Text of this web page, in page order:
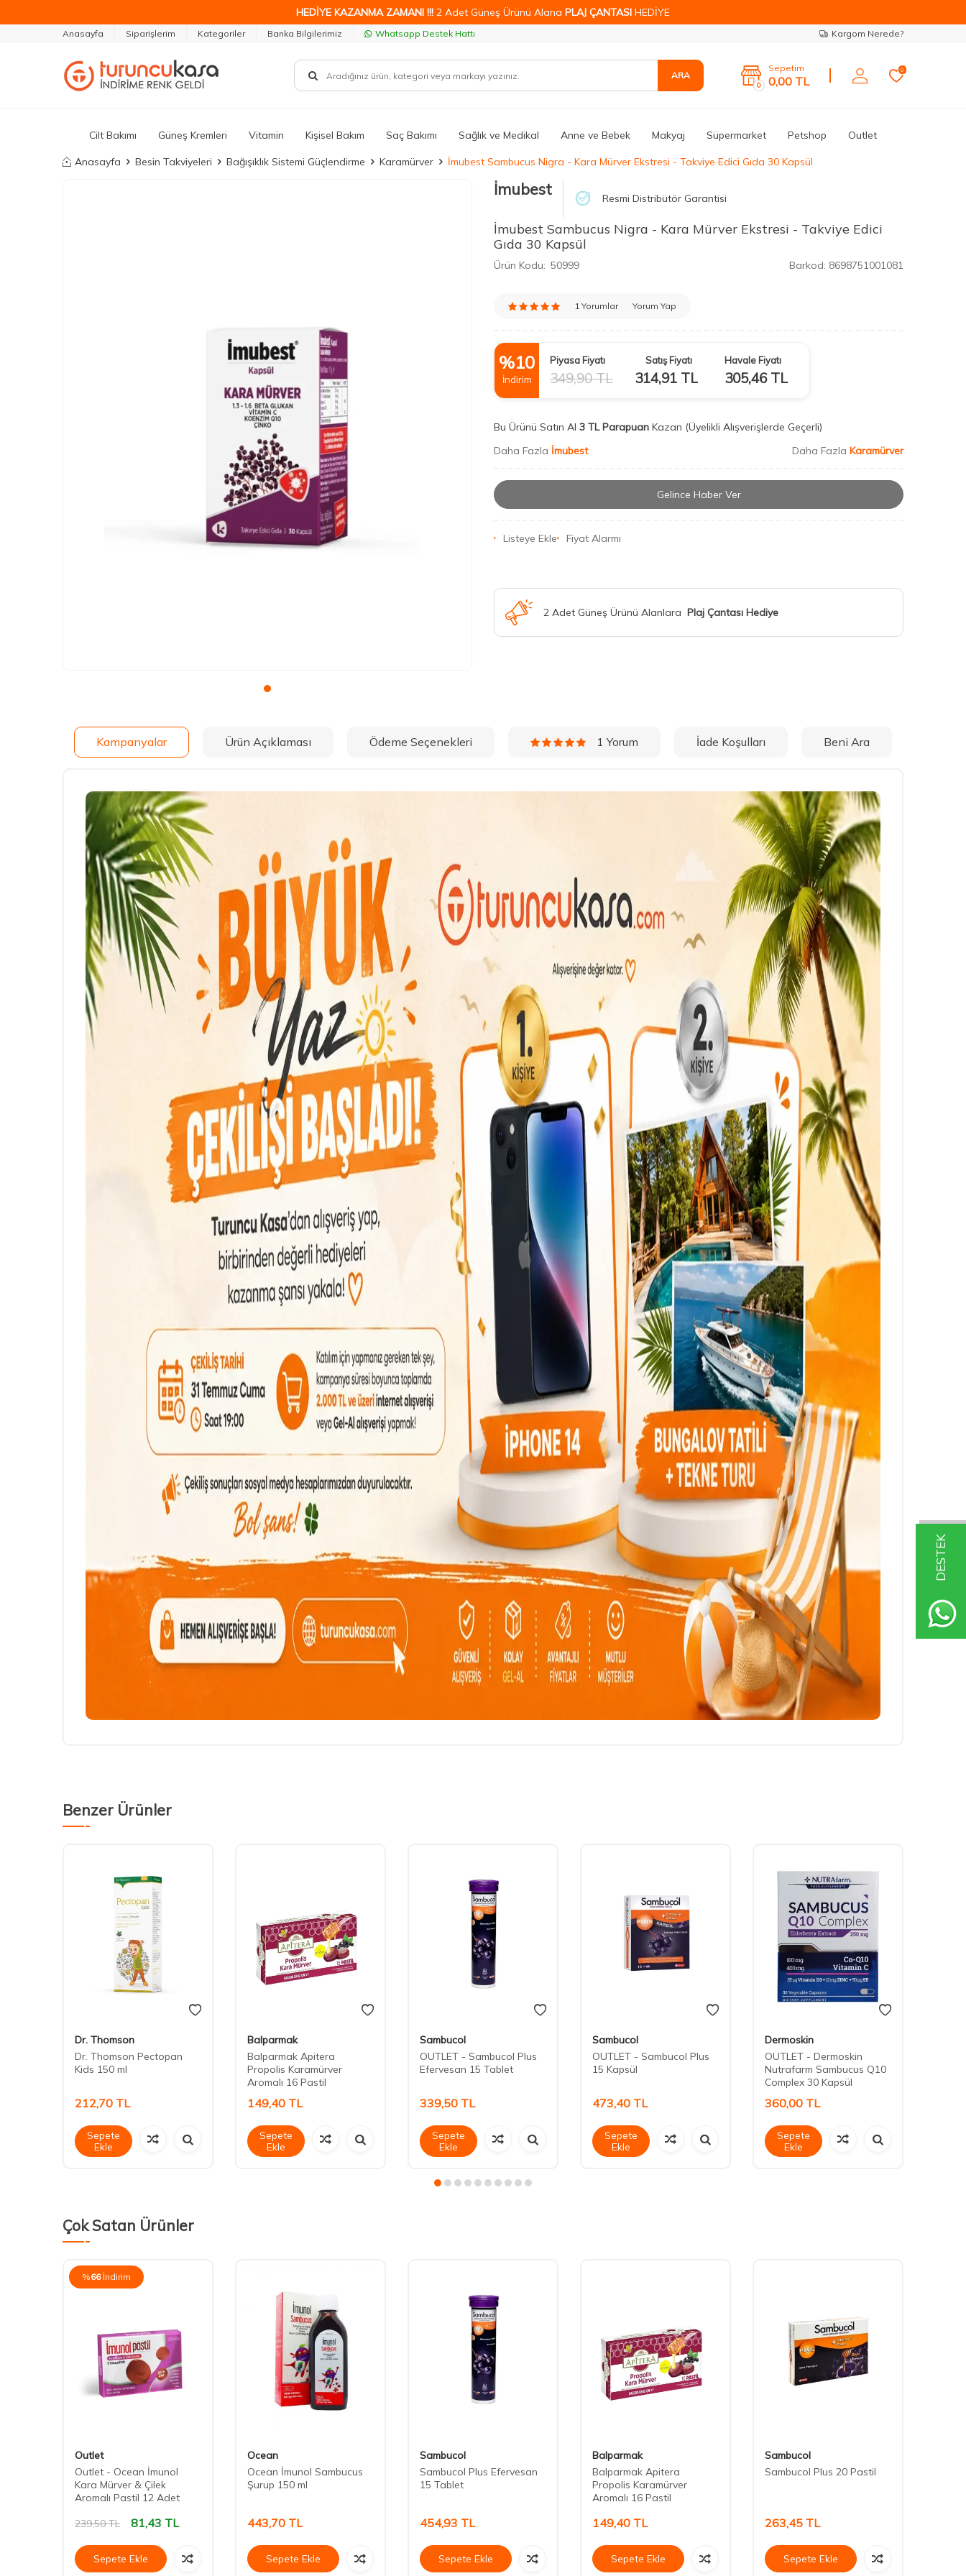
DESTEK
HEDİYE KAZANMA ZAMANI !!! 2 Adet Güneş Ürünü Alana PLAJ ÇANTASI HEDİYE
Anasayfa Siparişlerim Kategoriler Banka Bilgilerimiz Whatsapp Destek Hattı Kargom Nerede?
ARA
0
Sepetim
0,00 TL
0
Cilt Bakımı Güneş Kremleri Vitamin Kişisel Bakım Saç Bakımı Sağlık ve Medikal Anne ve Bebek Makyaj Süpermarket Petshop Outlet
Anasayfa Besin Takviyeleri Bağışıklık Sistemi Güçlendirme Karamürver İmubest Sambucus Nigra - Kara Mürver Ekstresi - Takviye Edici Gıda 30 Kapsül
İmubest Resmi Distribütör Garantisi
İmubest Sambucus Nigra - Kara Mürver Ekstresi - Takviye Edici
Gıda 30 Kapsül
Ürün Kodu: 50999 Barkod: 8698751001081
1 Yorumlar Yorum Yap
%10
İndirim
Piyasa Fiyatı
349,90TL
Satış Fiyatı
314,91 TL
Havale Fiyatı
305,46TL
Bu Ürünü Satın Al 3 TL Parapuan Kazan (Üyelikli Alışverişlerde Geçerli)
Daha Fazla İmubest Daha Fazla Karamürver
Gelince Haber Ver
Listeye Ekle Fiyat Alarmı
2 Adet Güneş Ürünü Alanlara Plaj Çantası Hediye
Kampanyalar Ürün Açıklaması Ödeme Seçenekleri 1 Yorum İade Koşulları Beni Ara
Benzer Ürünler
Dr. Thomson
Dr. Thomson Pectopan
Kids 150 ml
212,70 TL
Sepete
Ekle
Balparmak
Balparmak Apitera
Propolis Karamürver
Aromalı 16 Pastil
149,40 TL
Sepete
Ekle
Sambucol
OUTLET - Sambucol Plus
Efervesan 15 Tablet
339,50 TL
Sepete
Ekle
Sambucol
OUTLET - Sambucol Plus
15 Kapsül
473,40 TL
Sepete
Ekle
Dermoskin
OUTLET - Dermoskin
Nutrafarm Sambucus Q10
Complex 30 Kapsül
360,00 TL
Sepete
Ekle
Çok Satan Ürünler
%66 İndirim
Outlet
Outlet - Ocean İmunol
Kara Mürver & Çilek
Aromalı Pastil 12 Adet
239,50TL 81,43 TL
Sepete Ekle
Ocean
Ocean İmunol Sambucus
Şurup 150 ml
443,70 TL
Sepete Ekle
Sambucol
Sambucol Plus Efervesan
15 Tablet
454,93 TL
Sepete Ekle
Balparmak
Balparmak Apitera
Propolis Karamürver
Aromalı 16 Pastil
149,40 TL
Sepete Ekle
Sambucol
Sambucol Plus 20 Pastil
263,45 TL
Sepete Ekle